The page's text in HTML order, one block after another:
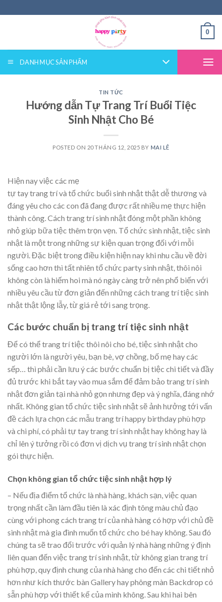
0
DANH MỤC SẢN PHẨM
TIN TỨC
Hướng dẫn Tự Trang Trí Buổi Tiệc
Sinh Nhật Cho Bé
POSTED ON 20 THÁNG 12, 2025 BY MAI LÊ
Hiện nay việc các mẹ
tự tay trang trí và tổ chức buổi sinh nhật thật dễ thương và
đáng yêu cho các con đã đang được rất nhiều mẹ thực hiện
thành công. Cách trang trí sinh nhật đóng một phần không
nhỏ giúp bữa tiệc thêm trọn vẹn. Tổ chức sinh nhật, tiệc sinh
nhật là một trong những sự kiện quan trọng đối với mỗi
người. Đặc biệt trong điều kiện hiện nay khi nhu cầu về đời
sống cao hơn thì tất nhiên tổ chức party sinh nhật, thôi nôi
không còn là hiếm hoi mà nó ngày càng trở nên phổ biến với
nhiều yêu cầu từ đơn giản đến những cách trang trí tiệc sinh
nhật thật lộng lẫy, từ giá rẻ tới sang trọng.
Các bước chuẩn bị trang trí tiệc sinh nhật
Để có thể trang trí tiệc thôi nôi cho bé, tiệc sinh nhật cho
người lớn là người yêu, bạn bè, vợ chồng, bố mẹ hay các
sếp… thì phải cần lưu ý các bước chuẩn bị tiệc chi tiết và đầy
đủ trước khi bắt tay vào mua sắm để đảm bảo trang trí sinh
nhật đơn giản tại nhà nhỏ gọn nhưng đẹp và ý nghĩa, đáng nhớ
nhất. Không gian tổ chức tiệc sinh nhật sẽ ảnh hưởng tới vấn
đề cách lựa chọn các mẫu trang trí happy birthday phù hợp
và chi phí, có phải tự tay trang trí sinh nhật hay không hay là
chỉ lên ý tưởng rồi có đơn vị dịch vụ trang trí sinh nhật chọn
gói thực hiện.
Chọn không gian tổ chức tiệc sinh nhật hợp lý
– Nếu địa điểm tổ chức là nhà hàng, khách sạn, việc quan
trọng nhất cần làm đầu tiên là xác định tông màu chủ đạo
cùng với phong cách trang trí của nhà hàng có hợp với chủ đề
sinh nhật mà gia đình muốn tổ chức cho bé hay không. Sau đó
chúng ta sẽ trao đổi trước với quản lý nhà hàng những ý định
liên quan đến việc trang trí sinh nhật, từ không gian trang trí
phù hợp, quy định chung của nhà hàng cho đến các chi tiết nhỏ
hơn như kích thước bàn Gallery hay phông màn Backdrop có
sẵn phù hợp với thiết kế của mình không. Sau khi hai bên